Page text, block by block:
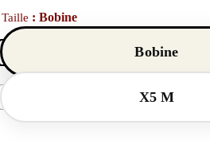
Taille : Bobine
Bobine
X5 M